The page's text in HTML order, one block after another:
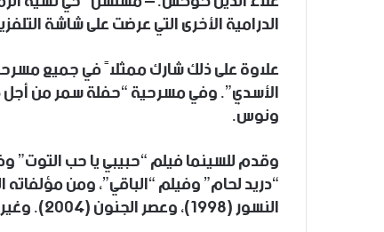
الدرامية الأخرى التي عرضت على شاشة
علاوة على ذلك شارك ممثلاً في جميع
ونوس.
وقدم للسينما فيلم “حبيبي يا حب التوت”
النسور (1998)، وعصر الجنون (2004). وغيرها من السهرات التلفزيونية.